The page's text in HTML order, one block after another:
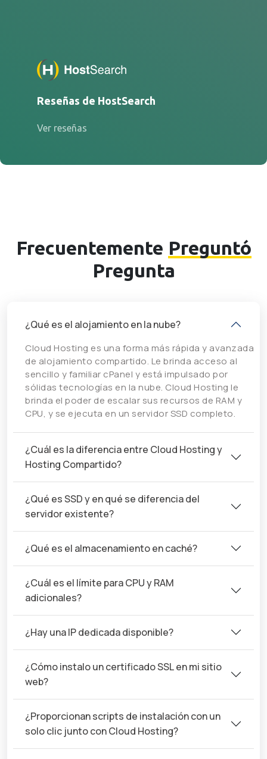
Reseñas de HostSearch
Ver reseñas
Frecuentemente Preguntó
Pregunta
¿Qué es el alojamiento en la nube?
Cloud Hosting es una forma más rápida y avanzada
de alojamiento compartido. Le brinda acceso al
sencillo y familiar cPanel y está impulsado por
sólidas tecnologías en la nube. Cloud Hosting le
brinda el poder de escalar sus recursos de RAM y
CPU, y se ejecuta en un servidor SSD completo.
¿Cuál es la diferencia entre Cloud Hosting y
Hosting Compartido?
¿Qué es SSD y en qué se diferencia del
servidor existente?
¿Qué es el almacenamiento en caché?
¿Cuál es el límite para CPU y RAM
adicionales?
¿Hay una IP dedicada disponible?
¿Cómo instalo un certificado SSL en mi sitio
web?
¿Proporcionan scripts de instalación con un
solo clic junto con Cloud Hosting?